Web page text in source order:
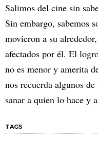
Salimos del cine sin
Sin embargo, sabemos
movieron a su
afectados por él. El
no es menor y amerita
nos recuerda algunos
sanar a quien lo hace y
TAGS